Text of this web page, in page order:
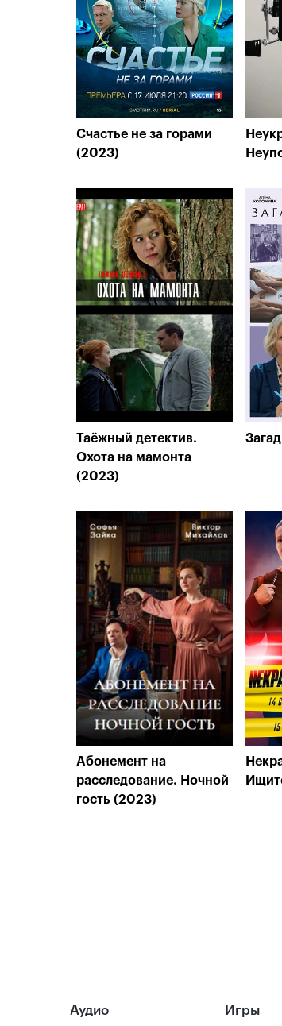
Счастье не за горами
(2023)
Таёжный детектив.
Охота на мамонта
(2023)
Абонемент на
расследование. Ночной
гость (2023)
Аудио Игры